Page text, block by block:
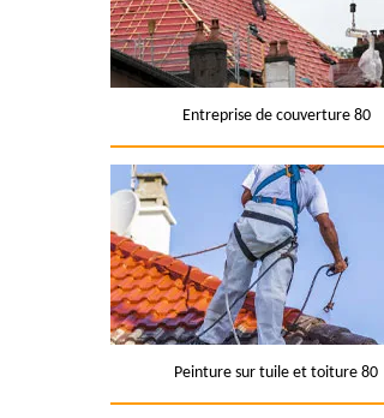
Entreprise de couverture 80
Peinture sur tuile et toiture 80